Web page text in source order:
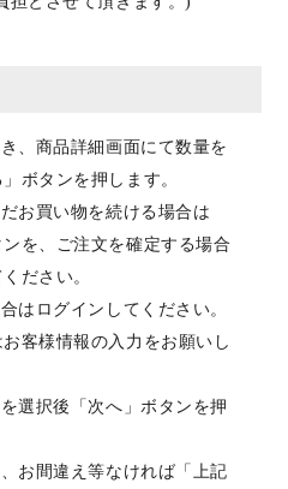
、商品詳細画面にて数量を
ボタンを押します。
お買い物を続ける場合は
ンを、ご注文を確定する場合
ださい。
はログインしてください。
客様情報の入力をお願いし
選択後「次へ」ボタンを押
お間違え等なければ「上記